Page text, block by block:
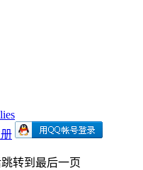
转到最后一页